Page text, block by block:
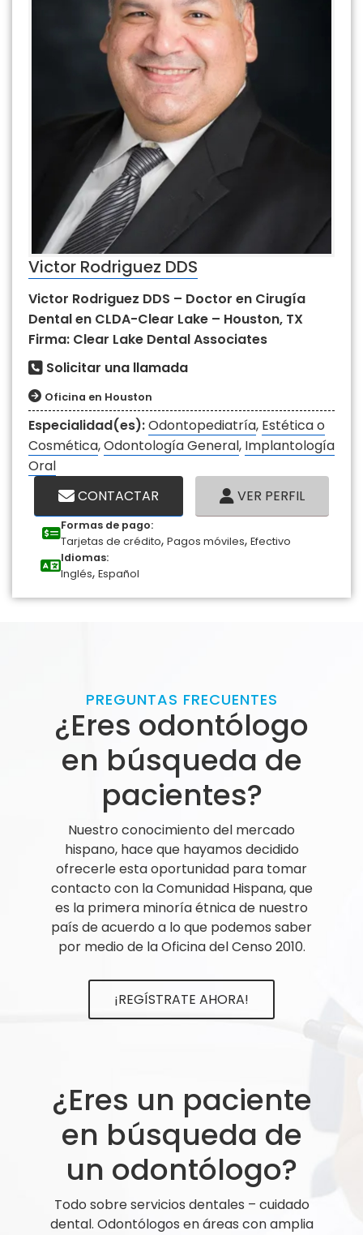
Victor Rodriguez DDS
Victor Rodriguez DDS – Doctor en Cirugía
Dental en CLDA-Clear Lake – Houston, TX
Firma: Clear Lake Dental Associates
Solicitar una llamada
Oficina en Houston
Especialidad(es):Odontopediatría, Estética o
Cosmética,Odontología General, Implantología
Oral
CONTACTAR
VER PERFIL
Formas de pago:
Tarjetas de crédito, Pagos móviles, Efectivo
Idiomas:
Inglés, Español
PREGUNTAS FRECUENTES
¿Eres odontólogo
en búsqueda de
pacientes?
Nuestro conocimiento del mercado
hispano, hace que hayamos decidido
ofrecerle esta oportunidad para tomar
contacto con la Comunidad Hispana, que
es la primera minoría étnica de nuestro
país de acuerdo a lo que podemos saber
por medio de la Oficina del Censo 2010.
¡REGÍSTRATE AHORA!
¿Eres un paciente
en búsqueda de
un odontólogo?
Todo sobre servicios dentales – cuidado
dental. Odontólogos en áreas con amplia